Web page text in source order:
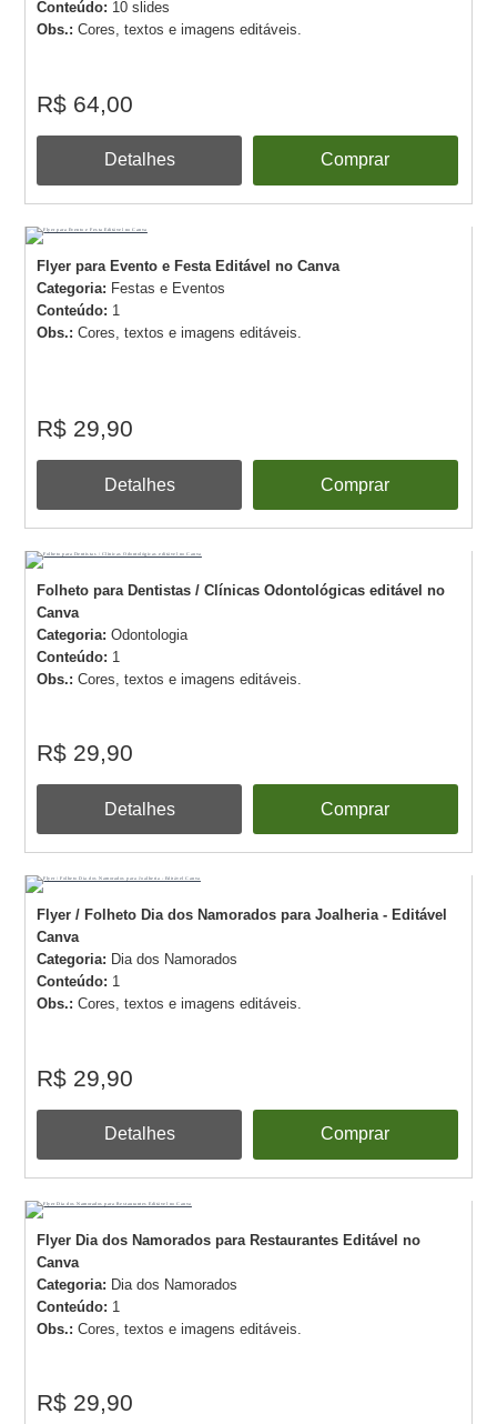
Conteúdo: 10 slides
Obs.:Cores, textos e imagens editáveis.
R$ 64,00
Detalhes Comprar
Flyer para Evento e Festa Editável no Canva
Categoria: Festas e Eventos
Conteúdo: 1
Obs.:Cores, textos e imagens editáveis.
R$ 29,90
Detalhes Comprar
Folheto para Dentistas / Clínicas Odontológicas editável no
Canva
Categoria:Odontologia
Conteúdo: 1
Obs.:Cores, textos e imagens editáveis.
R$ 29,90
Detalhes Comprar
Flyer / Folheto Dia dos Namorados para Joalheria - Editável
Canva
Categoria: Dia dos Namorados
Conteúdo: 1
Obs.:Cores, textos e imagens editáveis.
R$ 29,90
Detalhes Comprar
Flyer Dia dos Namorados para Restaurantes Editável no
Canva
Categoria: Dia dos Namorados
Conteúdo: 1
Obs.:Cores, textos e imagens editáveis.
R$ 29,90